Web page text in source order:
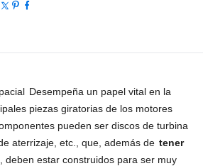
Desempeña un papel vital en la
piezas giratorias de los motores
pueden ser discos de turbina
aterrizaje, etc., que, además de tener
, deben estar construidos para ser muy